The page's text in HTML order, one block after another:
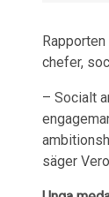
chefer,
– Socialt
säger